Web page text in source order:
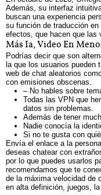
Además, su interfaz
buscan una experiencia
su función de traducción
efectos, que hacen que las
Más Ia, Video En
Podrías decir que son
la que los usuarios
web de chat aleatorios
con emisiones obscenas.
– No hables sobre
Todas las VPN que
datos sin problemas.
Además de tener
Nadie conocía la
Si no te gusta con
Envía el enlace a la
deseas chatear con
por lo que puedes usarlos
recomendamos que te
de la máxima velocidad de
en alta definición, juegos,